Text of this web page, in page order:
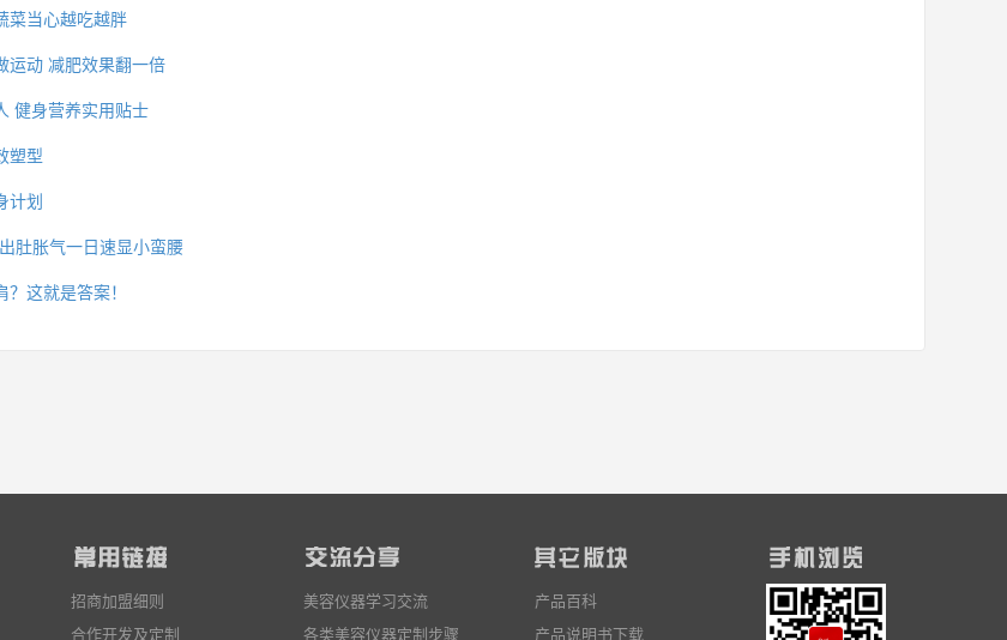
菜当心越吃越胖
运动 减肥效果翻一倍
健身营养实用贴士
塑型
计划
肚胀气一日速显小蛮腰
？这就是答案！
果？
招商加盟细则
合作开发及定制
美容仪器学习交流
各类美容仪器定制步骤
产品百科
产品说明书下载